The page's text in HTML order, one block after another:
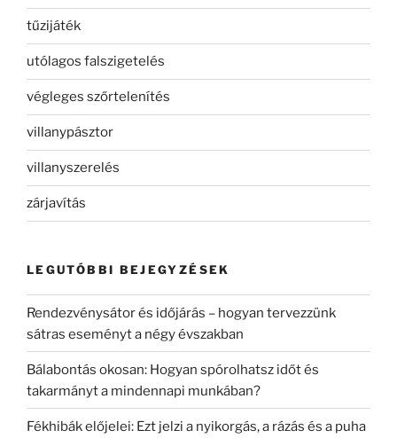
tűzijáték
utólagos falszigetelés
végleges szőrtelenítés
villanypásztor
villanyszerelés
zárjavítás
LEGUTÓBBI BEJEGYZÉSEK
Rendezvénysátor és időjárás – hogyan tervezzünk
sátras eseményt a négy évszakban
Bálabontás okosan: Hogyan spórolhatsz időt és
takarmányt a mindennapi munkában?
Fékhibák előjelei: Ezt jelzi a nyikorgás, a rázás és a puha